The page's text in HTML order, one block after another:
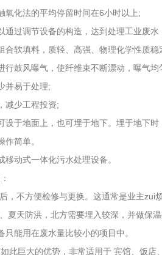
化法的平均停留时间在6小时以上;
过调节设备的构造，达到处理工业废水
填料，质轻、高强、物理化学性质稳
鼓风曝气，使纤维束不断漂动，曝气均
易于处理;
少工程投资;
于地面上，也可埋于地下。埋于地下时
简单。
动式一体化污水处理设备。
不方便检修与更换。这通常是业主zui烦
天防洪，北方需要埋入较深，并做保温
能用在废水量比较小的项目中。
此巨大的优势，非常适用于 宾馆、饭